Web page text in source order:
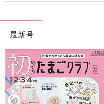
最新号